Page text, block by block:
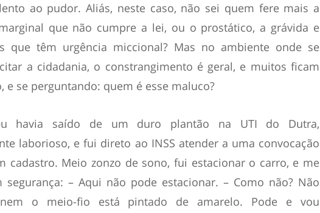
ao pudor. Aliás, neste caso, não sei quem fere mais a
que não cumpre a lei, ou o prostático, a grávida e
que têm urgência miccional? Mas no ambiente onde se
a cidadania, o constrangimento é geral, e muitos ficam
e se perguntando: quem é esse maluco?
havia saído de um duro plantão na UTI do Dutra,
laborioso, e fui direto ao INSS atender a uma convocação
cadastro. Meio zonzo de sono, fui estacionar o carro, e me
segurança: – Aqui não pode estacionar. – Como não? Não
o meio-fio está pintado de amarelo. Pode e vou